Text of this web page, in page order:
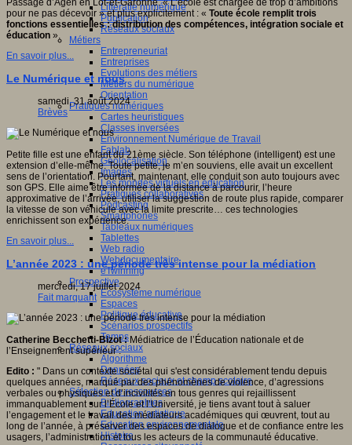
Littératie numérique
Publication
Réseaux sociaux
Métiers
Entrepreneuriat
Entreprises
Evolutions des métiers
Métiers du numérique
Orientation
Pratiques numériques
Cartes heuristiques
Classes inversées
Environnement Numérique de Travail
Fablab
Géolocalisation
Images
Les mondes virtuels en éducation
Pratiques collaboratives
Podcasting
Smartphones
Tableaux numériques
Tablettes
Web radio
Webdocumentaire
eTwinning
Prospective
Ecosystème numérique
Espaces
Politique éducative
Scénarios prospectifs
Temps
Réseaux sociaux
Algorithme
Données
Réseaux sociaux et champ scolaire
Sélection de ressources
Bibliographies
Education artistique
Education environnementale
Histoire
Passage d’Agen en Lot-et-Garonne. « L’école est chargée de trop d’ambitions
pour ne pas décevoir » et plus explicitement : « Toute école remplit trois
fonctions essentielles : distribution des compétences, intégration sociale et
éducation ».
En savoir plus...
Le Numérique et nous
samedi, 31 août 2024
Brèves
Petite fille est une enfant du 21ème siècle. Son téléphone (intelligent) est une
extension d’elle-même. Toute petite, je m’en souviens, elle avait un excellent
sens de l’orientation. Pourtant, maintenant, elle conduit son auto toujours avec
son GPS. Elle aime être informée de la distance à parcourir, l’heure
approximative de l’arrivée, utiliser la suggestion de route plus rapide, comparer
la vitesse de son véhicule avec la limite prescrite… ces technologies
enrichissent son expérience.
En savoir plus...
L’année 2023 : une période très intense pour la médiation
mercredi, 17 juillet 2024
Fait marquant
Catherine Becchetti-Bizot : Médiatrice de l’Éducation nationale et de
l’Enseignement supérieur :
Edito : " Dans un contexte sociétal qui s'est considérablement tendu depuis
quelques années, marqué par des phénomènes de violence, d’agressions
verbales ou physiques et d’incivilités en tous genres qui rejaillissent
immanquablement sur l’École et l’Université, je tiens avant tout à saluer
l’engagement et le travail des médiateurs académiques qui œuvrent, tout au
long de l’année, à préserver des espaces de dialogue et de confiance entre les
usagers, l’administration et tous les acteurs de la communauté éducative.